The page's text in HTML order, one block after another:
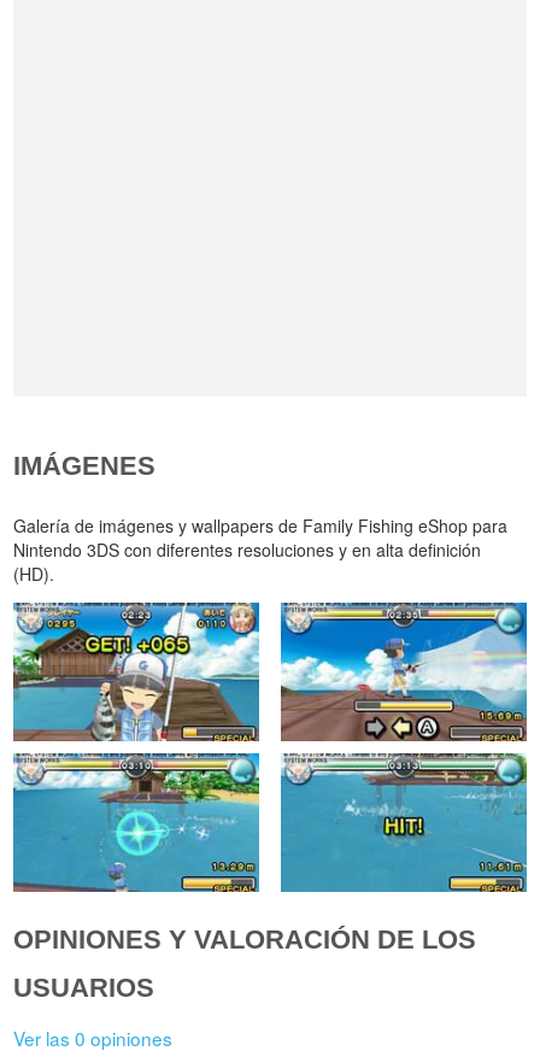
IMÁGENES
Galería de imágenes y wallpapers de Family Fishing eShop para
Nintendo 3DS con diferentes resoluciones y en alta definición
(HD).
OPINIONES Y VALORACIÓN DE LOS
USUARIOS
Ver las 0 opiniones